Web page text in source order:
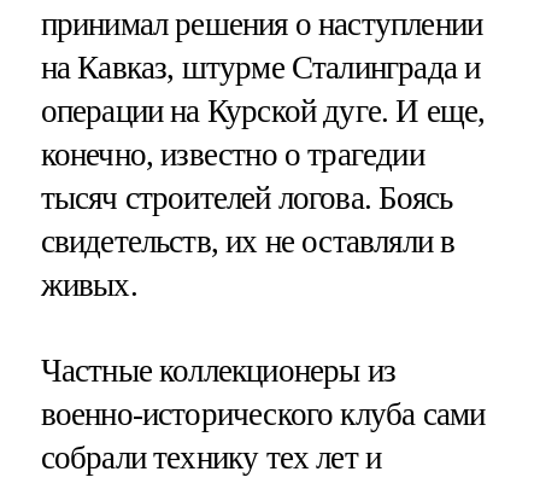
принимал решения о наступлении
на Кавказ, штурме Сталинграда и
операции на Курской дуге. И еще,
конечно, известно о трагедии
тысяч строителей логова. Боясь
свидетельств, их не оставляли в
живых.
Частные коллекционеры из
военно-исторического клуба сами
собрали технику тех лет и